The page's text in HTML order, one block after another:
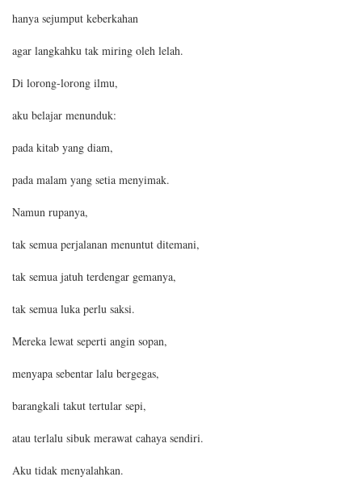
hanya sejumput keberkahan
agar langkahku tak miring oleh lelah.
Di lorong-lorong ilmu,
aku belajar menunduk:
pada kitab yang diam,
pada malam yang setia menyimak.
Namun rupanya,
tak semua perjalanan menuntut ditemani,
tak semua jatuh terdengar gemanya,
tak semua luka perlu saksi.
Mereka lewat seperti angin sopan,
menyapa sebentar lalu bergegas,
barangkali takut tertular sepi,
atau terlalu sibuk merawat cahaya sendiri.
Aku tidak menyalahkan.